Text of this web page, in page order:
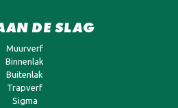
DE SLAG
Muurverf
Binnenlak
Buitenlak
Trapverf
Sigma